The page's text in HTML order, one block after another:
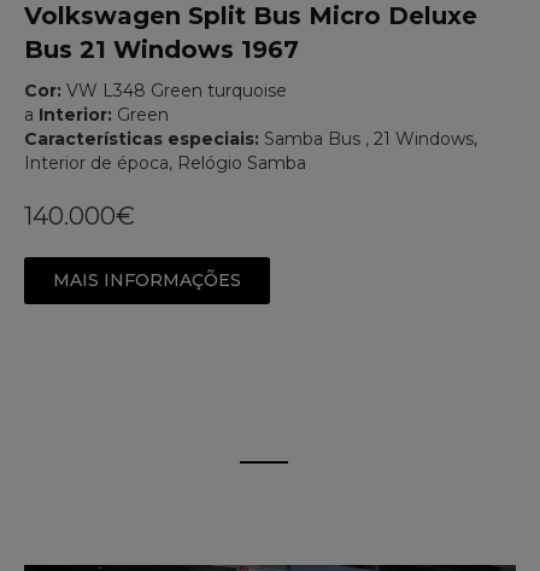
Volkswagen Split Bus Micro Deluxe
Bus 21 Windows 1967
Cor: VW L348 Green turquoise
a Interior: Green
Características especiais: Samba Bus , 21 Windows,
Interior de época, Relógio Samba
140.000€
MAIS INFORMAÇÕES